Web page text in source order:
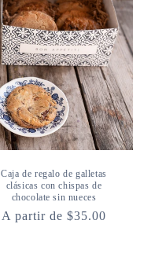
Caja de regalo de galletas
clásicas con chispas de
chocolate sin nueces
Precio
A partir de $35.00